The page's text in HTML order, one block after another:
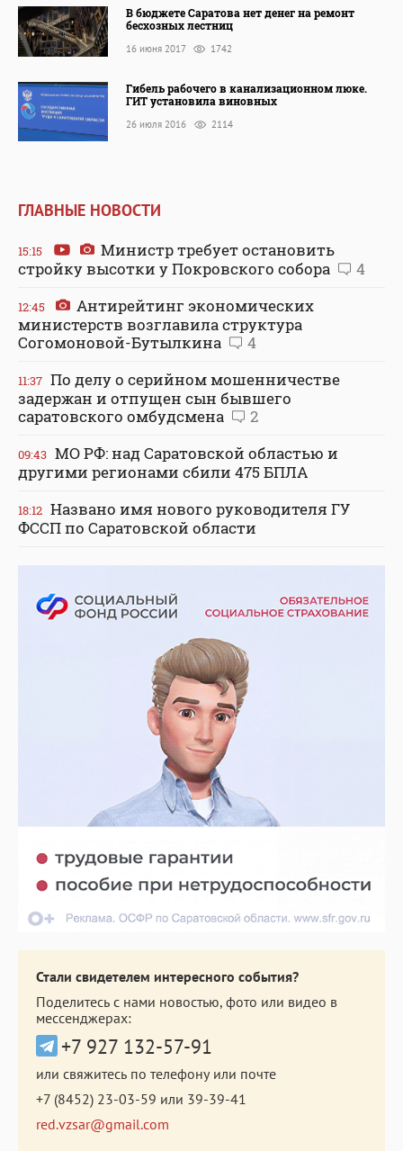
В бюджете Саратова нет денег на ремонт
бесхозных лестниц
16 июня 2017 1742
Гибель рабочего в канализационном люке.
ГИТ установила виновных
26 июля 2016 2114
ГЛАВНЫЕ НОВОСТИ
15:15
Министр требует остановить
стройку высотки у Покровского собора
4
12:45
Антирейтинг экономических
министерств возглавила структура
Согомоновой-Бутылкина
4
11:37 По делу о серийном мошенничестве
задержан и отпущен сын бывшего
саратовского омбудсмена
2
09:43 МО РФ: над Саратовской областью и
другими регионами сбили 475 БПЛА
18:12 Названо имя нового руководителя ГУ
ФССП по Саратовской области
Стали свидетелем интересного события?
Поделитесь с нами новостью, фото или видео в
мессенджерах:
+7 927 132-57-91
или свяжитесь по телефону или почте
+7 (8452) 23-03-59 или 39-39-41
red.vzsar@gmail.com